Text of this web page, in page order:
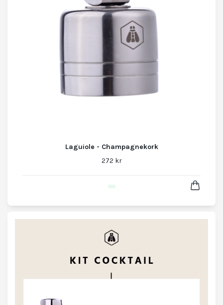
Laguiole - Champagnekork
272 kr